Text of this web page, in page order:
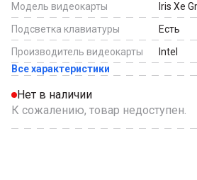
Модель видеокарты
Iris Xe
Подсветка клавиатуры
Есть
Производитель видеокарты
Intel
Все характеристики
Нет в наличии
К сожалению, товар недоступен.